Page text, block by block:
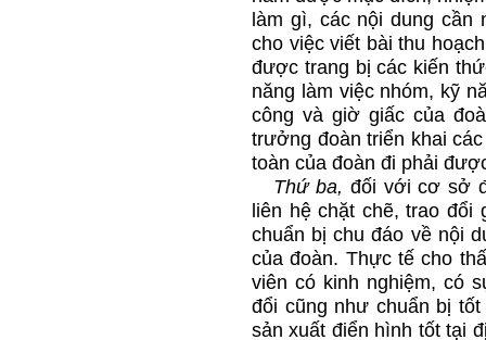
làm gì, các nội dung cần
cho việc viết bài thu
được trang bị các kiến
năng làm việc nhóm, kỹ
công và giờ giấc của
trưởng đoàn triển khai
toàn của đoàn đi phải
Thứ ba, đối với cơ sở
liên hệ chặt chẽ, trao
chuẩn bị chu đáo về nội
của đoàn. Thực tế cho
viên có kinh nghiệm, có
đổi cũng như chuẩn bị
sản xuất điển hình tốt tại